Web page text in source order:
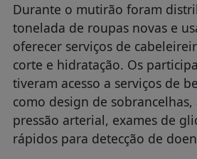
Durante o mutirão foram
tonelada de roupas novas e
oferecer serviços de
corte e hidratação. Os
tiveram acesso a serviços de
como design de
pressão arterial, exames de
rápidos para detecção de